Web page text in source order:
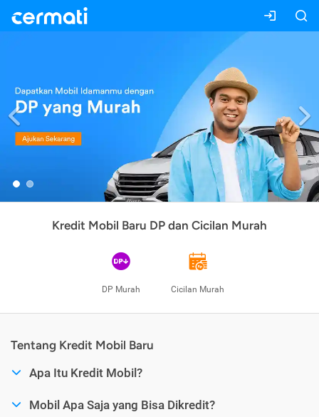
Previous
Kredit Mobil Baru DP dan Cicilan Murah
DP Murah Cicilan Murah
Tentang Kredit Mobil Baru
Apa Itu Kredit Mobil?
Mobil Apa Saja yang Bisa Dikredit?